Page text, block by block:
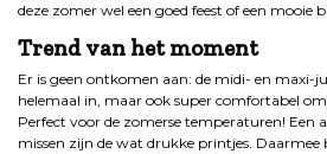
deze zomer wel een goed feest of een mooie
Trend van het moment
Er is geen ontkomen aan: de midi- en maxi-
helemaal in, maar ook super comfortabel om
Perfect voor de zomerse temperaturen! Een
missen zijn de wat drukke printjes. Daarmee